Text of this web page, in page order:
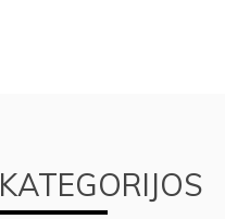
KATEGORIJOS